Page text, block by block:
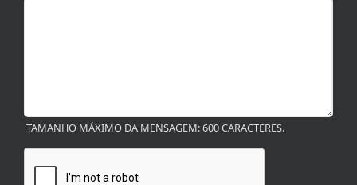
TAMANHO MÁXIMO DA MENSAGEM: 600 CARACTERES.